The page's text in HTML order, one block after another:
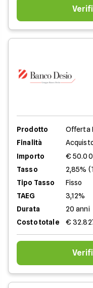
Prodotto
Offerta
Finalità
Importo
€
Tasso
2,85%
Tipo Tasso
Fisso
TAEG
3,12%
Durata
20 anni
Costo totale
€